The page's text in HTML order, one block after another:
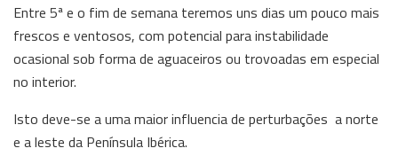
Entre 5ª e o fim de semana teremos uns dias um pouco mais
frescos e ventosos, com potencial para instabilidade
ocasional sob forma de aguaceiros ou trovoadas em especial
no interior.
Isto deve-se a uma maior influencia de perturbações a norte
e a leste da Península Ibérica.